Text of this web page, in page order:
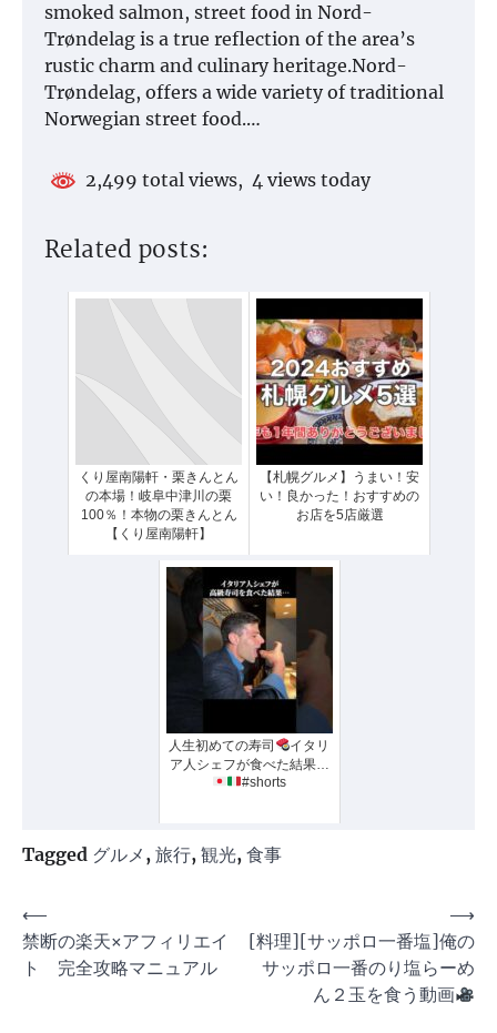
smoked salmon, street food in Nord-
Trøndelag is a true reflection of the area’s
rustic charm and culinary heritage.Nord-
Trøndelag, offers a wide variety of traditional
Norwegian street food.…
2,499 total views, 4 views today
Related posts:
くり屋南陽軒・栗きんとん
の本場！岐阜中津川の栗
100％！本物の栗きんとん
【くり屋南陽軒】
【札幌グルメ】うまい！安
い！良かった！おすすめの
お店を5店厳選
人生初めての寿司
イタリ
ア人シェフが食べた結果…
#shorts
Tagged グルメ , 旅行, 観光, 食事
投
稿
ナ
⟵
禁断の楽天×アフィリエイ
ト 完全攻略マニュアル
[料理][サッポロ一番塩]俺の
サッポロ一番のり塩らーめ
ん２玉を食う動画
⟶